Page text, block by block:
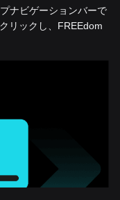
ナビゲーションバーで
リックし、FREEdom